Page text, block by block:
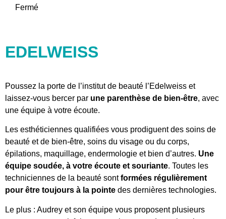
Fermé
EDELWEISS
Poussez la porte de l’institut de beauté l’Edelweiss et
laissez-vous bercer par une parenthèse de bien-être, avec
une équipe à votre écoute.
Les esthéticiennes qualifiées vous prodiguent des soins de
beauté et de bien-être, soins du visage ou du corps,
épilations, maquillage, endermologie et bien d’autres. Une
équipe soudée, à votre écoute et souriante. Toutes les
techniciennes de la beauté sontformées régulièrement
pour être toujours à la pointe des dernières technologies.
Le plus : Audrey et son équipe vous proposent plusieurs